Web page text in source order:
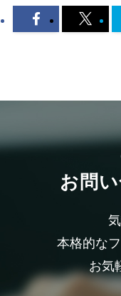
お問
本格的な
お気